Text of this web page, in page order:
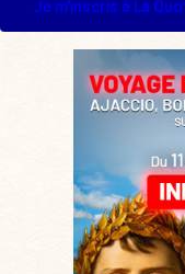
Je m'inscris à La